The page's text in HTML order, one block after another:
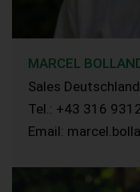
MARCEL
Sales Deutschland
Tel.: +43 316
Email: